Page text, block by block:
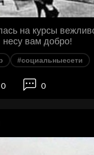
на курсы
несу вам добро!
#социальныесети
0 0